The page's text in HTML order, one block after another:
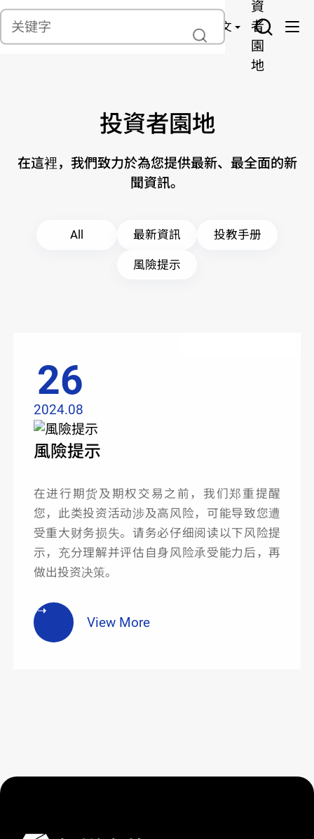
聯繫我們 中文
貨
產
理
險
資
者
園
地
投資者園地
在這裡，我們致力於為您提供最新、最全面的新
聞資訊。
All 最新資訊 投教手册
風險提示
風險提示
在进行期货及期权交易之前，我们郑重提醒
您，此类投资活动涉及高风险，可能导致您遭
受重大财务损失。请务必仔细阅读以下风险提
示，充分理解并评估自身风险承受能力后，再
做出投资决策。
View More
26
2024.08